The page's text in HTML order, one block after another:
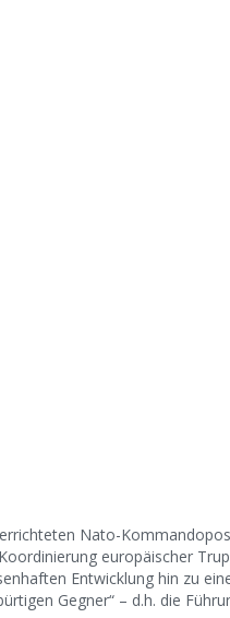
Nato-
europäischer
Entwicklung hin zu
Gegner“ – d.h. die